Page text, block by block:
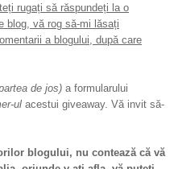
rugați să răspundeți la o
blog, vă rog să-mi lăsați
a blogului, după care
de jos) a formularului
ul acestui giveaway. Vă invit să-
blogului, nu contează că vă